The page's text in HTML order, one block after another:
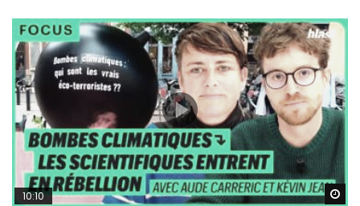
10:10